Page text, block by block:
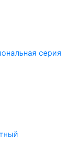
серия